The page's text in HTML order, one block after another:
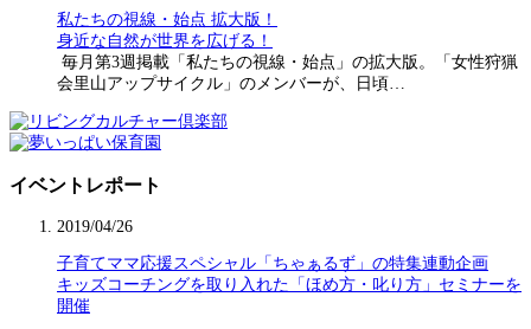
私たちの視線・始点 拡大版！
身近な自然が世界を広げる！
毎月第3週掲載「私たちの視線・始点」の拡大版。「女性狩猟
会里山アップサイクル」のメンバーが、日頃…
イベントレポート
2019/04/26
子育てママ応援スペシャル「ちゃぁるず」の特集連動企画
キッズコーチングを取り入れた「ほめ方・叱り方」セミナーを
開催